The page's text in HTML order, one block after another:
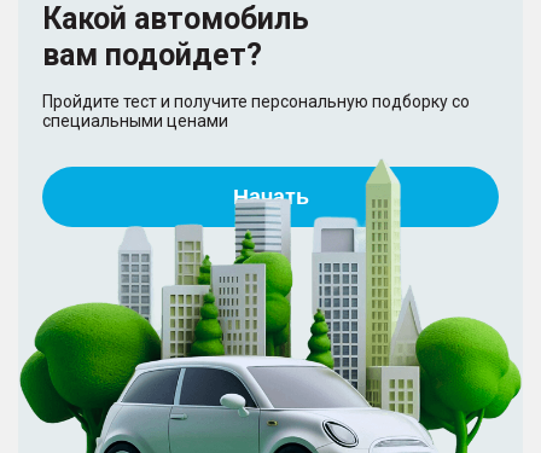
Какой автомобиль
вам подойдет?
Пройдите тест и получите персональную подборку со
специальными ценами
Начать